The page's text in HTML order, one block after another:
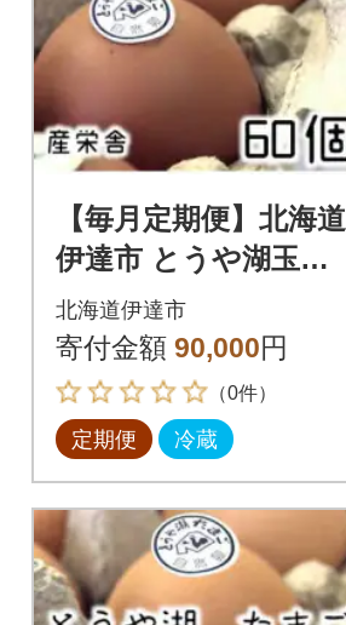
【毎月定期便】北海道
伊達市 とうや湖玉子
60個入り全6回
北海道伊達市
寄付金額 90,000円
（0件）
定期便 冷蔵